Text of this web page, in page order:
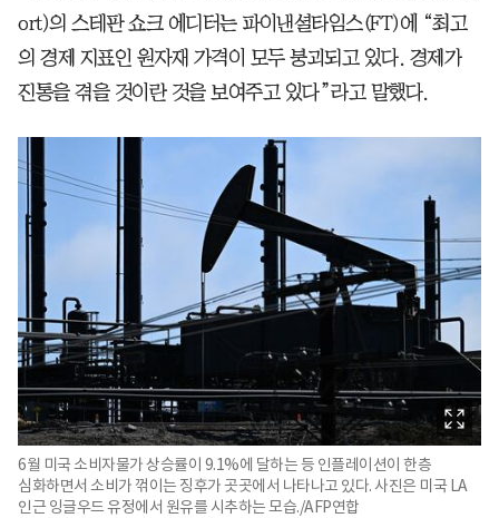
ort)의 스테판 쇼크 에디터는 파이낸셜타임스(FT)에 “최고
의 경제 지표인 원자재 가격이 모두 붕괴되고 있다. 경제가
진통을 겪을 것이란 것을 보여주고 있다”라고 말했다.
6월 미국 소비자물가 상승률이 9.1%에 달하는 등 인플레이션이 한층
심화하면서 소비가 꺾이는 징후가 곳곳에서 나타나고 있다. 사진은 미국 LA
인근 잉글우드 유정에서 원유를 시추하는 모습./AFP연합